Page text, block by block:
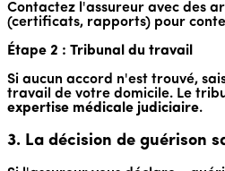
Contactez l'assureur avec des
(certificats, rapports) pour
Étape 2 : Tribunal du travail
Si aucun accord n'est trouvé,
travail de votre domicile. Le
expertise médicale judiciaire.
3. La décision de guérison